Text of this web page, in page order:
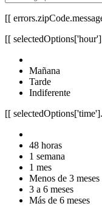
[[
[[
Mañana
Tarde
Indiferente
[[
48 horas
1 semana
1 mes
Menos de 3 meses
3 a 6 meses
Más de 6 meses